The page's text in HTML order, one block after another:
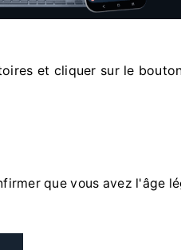
et cliquer sur le
que vous avez l'âge